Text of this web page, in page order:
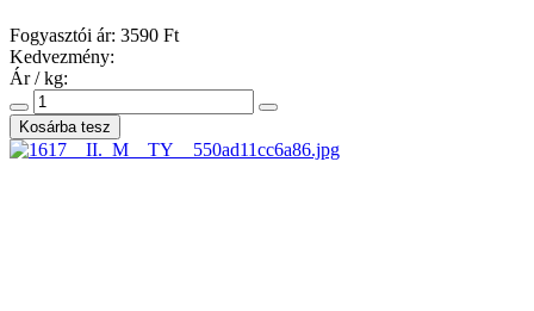
Fogyasztói ár: 3590 Ft
Kedvezmény:
Ár / kg: